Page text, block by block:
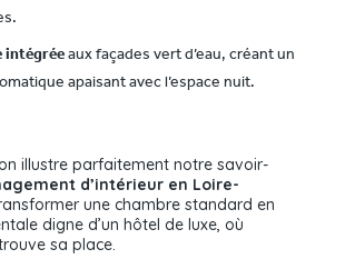
intégrée aux façades vert d’eau, créant un
apaisant avec l’espace nuit.
illustre parfaitement notre savoir-
d’intérieur en Loire-
une chambre standard en
digne d’un hôtel de luxe, où
sa place.